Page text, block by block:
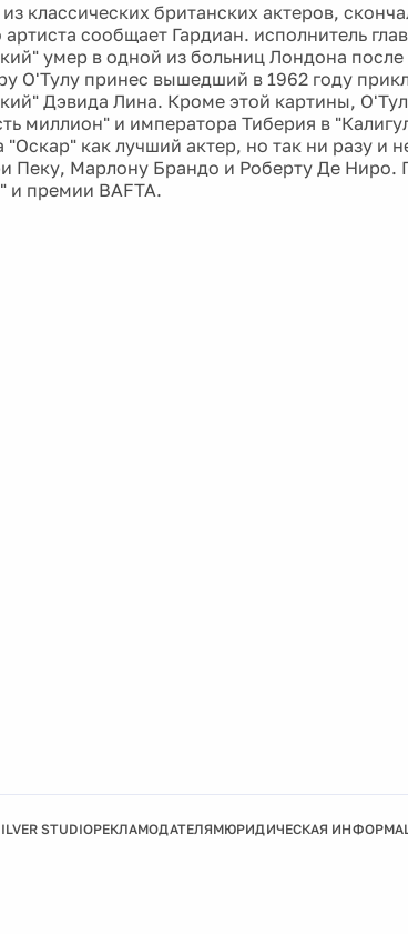
классических британских актеров,
артиста сообщает Гардиан. исполнитель
умер в одной из больниц Лондона после
О'Тулу принес вышедший в 1962 году
Дэвида Лина. Кроме этой картины, О'Тул
миллион" и императора Тиберия в
как лучший актер, но так ни разу и
Пеку, Марлону Брандо и Роберту Де Ниро.
и премии BAFTA.
STUDIOРЕКЛАМОДАТЕЛЯМЮРИДИЧЕСКАЯ